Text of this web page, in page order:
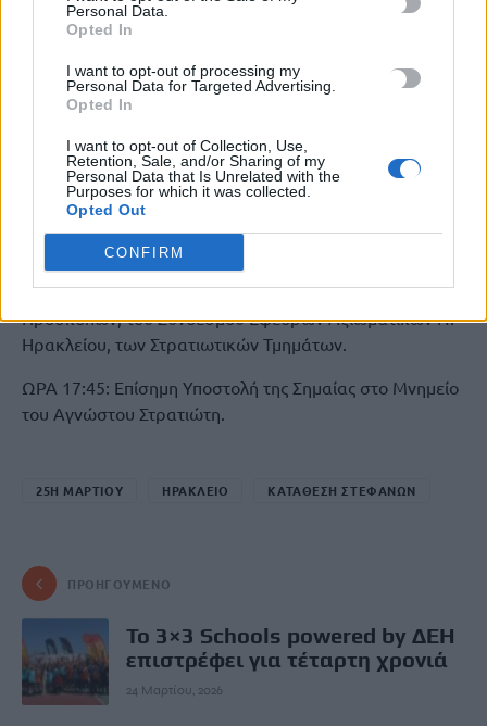
Personal Data.
Opted In
I want to opt-out of processing my
Personal Data for Targeted Advertising.
Opted In
I want to opt-out of Collection, Use,
Retention, Sale, and/or Sharing of my
Personal Data that Is Unrelated with the
Purposes for which it was collected.
Opted Out
CONFIRM
Φουσκωτών Σκαφών, της Ελληνικής Ομάδας Έρευνας
και Διάσωσης – Παράρτημα Ηρακλείου, του Λυκείου
‘‘Εύξεινος Λέσχη’’ Ηρακλείου, του Συλλόγου
Αλατσατιανών Ηρακλείου, του Συλλόγου Ν.
Αλικαρνασσού «Η Αρτεμισία», του Συλλόγου
Θρακιωτών Κρήτης «Ο Ορφέας», του Συλλόγου
Μακεδόνων Κρήτης, του Συλλόγου Ηπειρωτών Ν.
Ηρακλείου, του Συλλόγου Πελοποννησίων Κρήτης «Ο
Μωριάς», των Δημοσίων και Ιδιωτικών Σχολείων
Πρωτοβάθμιας και Δευτεροβάθμιας Εκπαίδευσης, του
Σώματος Ελληνικού Οδηγισμού, του Σώματος Ελλήνων
Προσκόπων, του Συνδέσμου Εφέδρων Αξιωματικών Ν.
Ηρακλείου, των Στρατιωτικών Τμημάτων.
ΩΡΑ 17:45: Επίσημη Υποστολή της Σημαίας στο Μνημείο
του Αγνώστου Στρατιώτη.
25Η ΜΑΡΤΙΟΥ ΗΡΑΚΛΕΙΟ ΚΑΤΑΘΕΣΗ ΣΤΕΦΑΝΩΝ
ΠΡΟΗΓΟΎΜΕΝΟ
Το 3×3 Schools powered by ΔΕΗ
επιστρέφει για τέταρτη χρονιά
24 Μαρτίου, 2026